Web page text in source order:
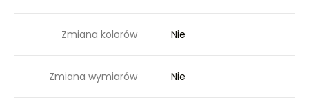
Zmiana kolorów Nie
Zmiana wymiarów Nie